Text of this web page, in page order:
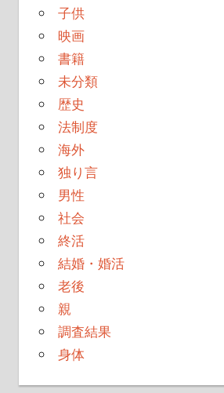
子供
映画
書籍
未分類
歴史
法制度
海外
独り言
男性
社会
終活
結婚・婚活
老後
親
調査結果
身体